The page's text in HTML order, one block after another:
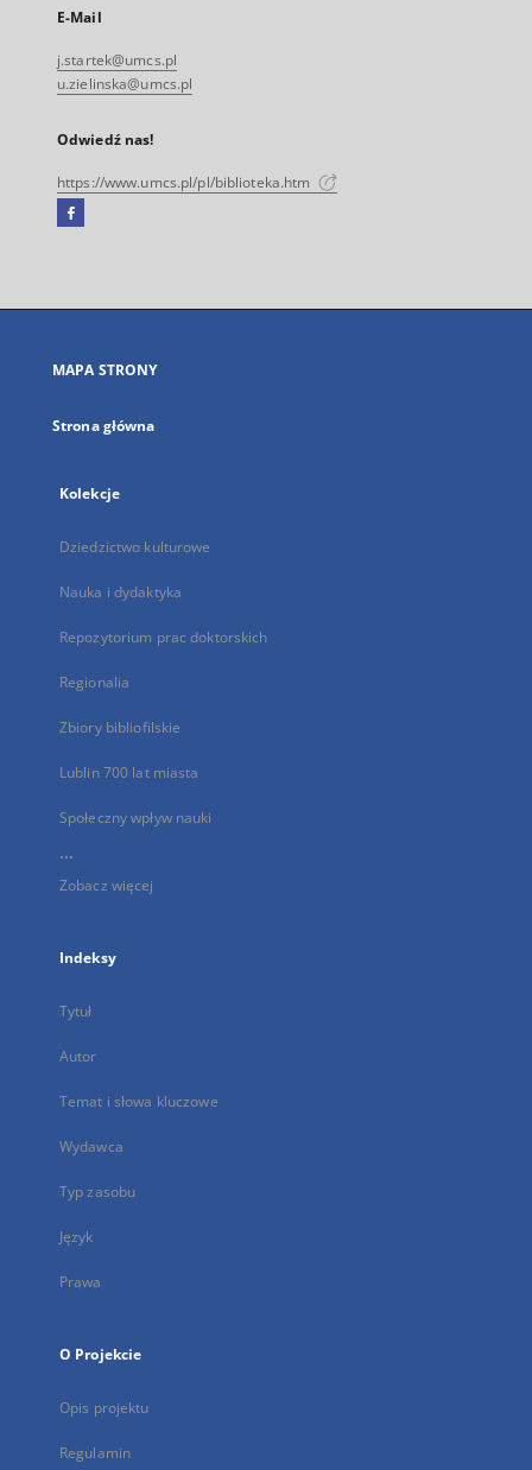
E-Mail
j.startek@umcs.pl
u.zielinska@umcs.pl
Odwiedź nas!
https://www.umcs.pl/pl/biblioteka.htm
Facebook
się
karcie
MAPA STRONY
Strona główna
Kolekcje
Dziedzictwo kulturowe
Nauka i dydaktyka
Repozytorium prac doktorskich
Regionalia
Zbiory bibliofilskie
Lublin 700 lat miasta
Społeczny wpływ nauki
...
Zobacz więcej
Indeksy
Tytuł
Autor
Temat i słowa kluczowe
Wydawca
Typ zasobu
Język
Prawa
O Projekcie
Opis projektu
Regulamin